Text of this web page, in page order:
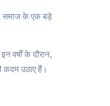
समाज के एक बड़े
वर्षों के दौरान,
कदम उठाए हैं।